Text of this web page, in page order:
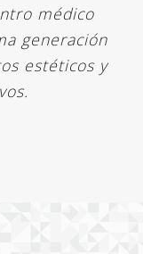
médico
generación
estéticos y